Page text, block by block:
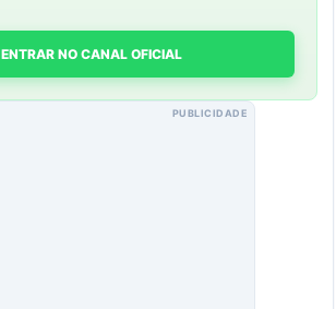
ENTRAR NO CANAL OFICIAL
PUBLICIDADE